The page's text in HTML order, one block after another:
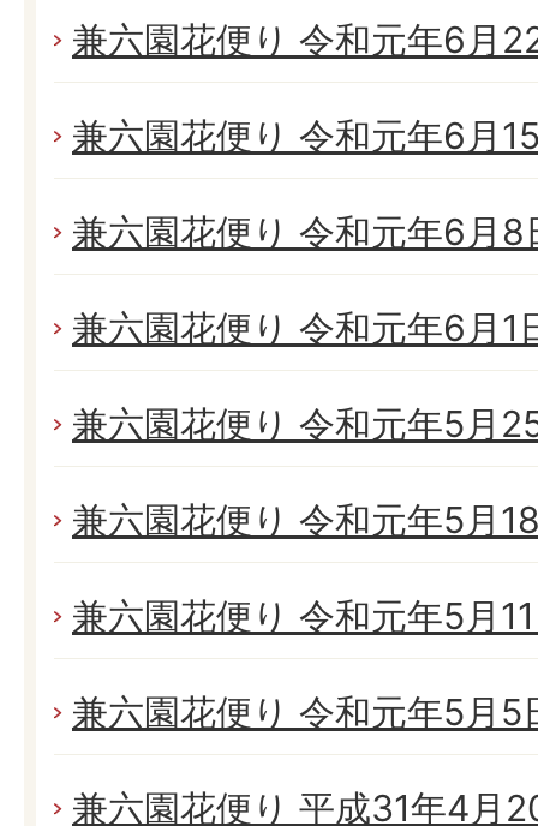
兼六園花便り 令和元年6月
兼六園花便り 令和元年6月
兼六園花便り 令和元年6月8
兼六園花便り 令和元年6月1
兼六園花便り 令和元年5月
兼六園花便り 令和元年5月
兼六園花便り 令和元年5月
兼六園花便り 令和元年5月5
兼六園花便り 平成31年4月